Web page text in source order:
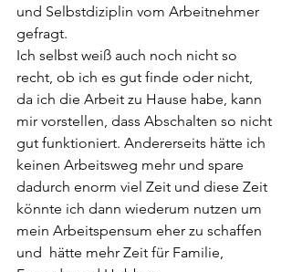
und Selbstdiziplin vom Arbeitnehmer
gefragt.
Ich selbst weiß auch noch nicht so
recht, ob ich es gut finde oder nicht,
da ich die Arbeit zu Hause habe, kann
mir vorstellen, dass Abschalten so nicht
gut funktioniert. Andererseits hätte ich
keinen Arbeitsweg mehr und spare
dadurch enorm viel Zeit und diese Zeit
könnte ich dann wiederum nutzen um
mein Arbeitspensum eher zu schaffen
und  hätte mehr Zeit für Familie,